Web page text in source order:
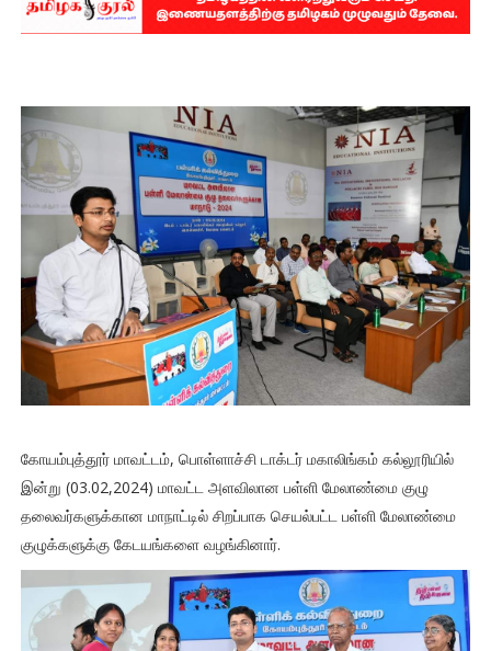
கோயம்புத்தூர் மாவட்டம், பொள்ளாச்சி டாக்டர் மகாலிங்கம் கல்லூரியில்
இன்று (03.02,2024) மாவட்ட அளவிலான பள்ளி மேலாண்மை குழு
தலைவர்களுக்கான மாநாட்டில் சிறப்பாக செயல்பட்ட பள்ளி மேலாண்மை
குழுக்களுக்கு கேடயங்களை வழங்கினார்.